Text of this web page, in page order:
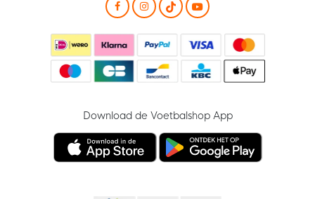
Download de Voetbalshop App